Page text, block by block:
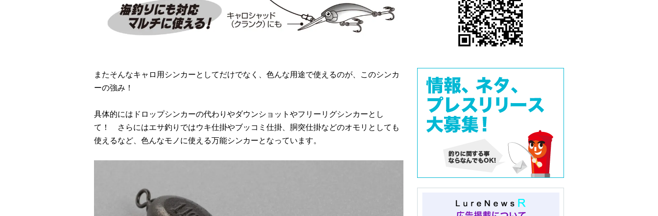
またそんなキャロ用シンカーとしてだけでなく、色んな用途で使えるのが、このシンカ
ーの強み！
具体的にはドロップシンカーの代わりやダウンショットやフリーリグシンカーとし
て！ さらにはエサ釣りではウキ仕掛やブッコミ仕掛、胴突仕掛などのオモリとしても
使えるなど、色んなモノに使える万能シンカーとなっています。